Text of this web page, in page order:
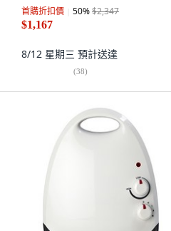
首購折扣價 50%$2,347
$1,167
8/12 星期三 預計送達
(38)